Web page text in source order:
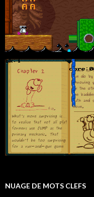
NUAGE DE MOTS CLEFS